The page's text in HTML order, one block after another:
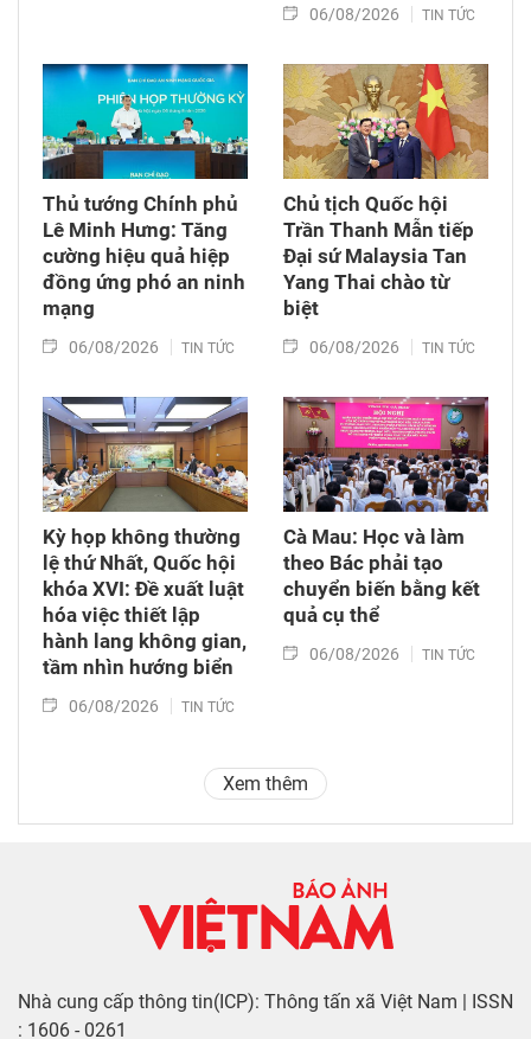
06/08/2026 TIN TỨC
Thủ tướng Chính phủ
Lê Minh Hưng: Tăng
cường hiệu quả hiệp
đồng ứng phó an ninh
mạng
06/08/2026 TIN TỨC
Chủ tịch Quốc hội
Trần Thanh Mẫn tiếp
Đại sứ Malaysia Tan
Yang Thai chào từ
biệt
06/08/2026 TIN TỨC
Kỳ họp không thường
lệ thứ Nhất, Quốc hội
khóa XVI: Đề xuất luật
hóa việc thiết lập
hành lang không gian,
tầm nhìn hướng biển
06/08/2026 TIN TỨC
Cà Mau: Học và làm
theo Bác phải tạo
chuyển biến bằng kết
quả cụ thể
06/08/2026 TIN TỨC
Xem thêm
Nhà cung cấp thông tin(ICP): Thông tấn xã Việt Nam | ISSN
: 1606 - 0261